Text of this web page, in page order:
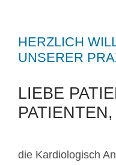
HERZLICH
UNSERER
LIEBE
PATIENTEN,
die Kardiologisch